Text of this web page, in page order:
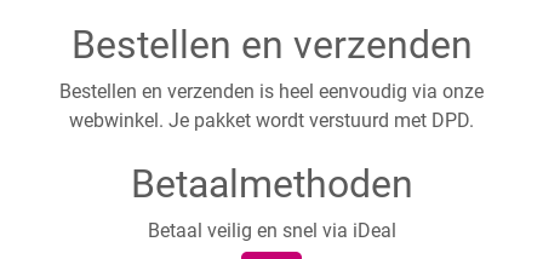
Bestellen en verzenden
Bestellen en verzenden is heel eenvoudig via onze
webwinkel. Je pakket wordt verstuurd met DPD.
Betaalmethoden
Betaal veilig en snel via iDeal